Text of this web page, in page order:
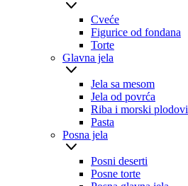
Cveće
Figurice od fondana
Torte
Glavna jela
Jela sa mesom
Jela od povrća
Riba i morski plodovi
Pasta
Posna jela
Posni deserti
Posne torte